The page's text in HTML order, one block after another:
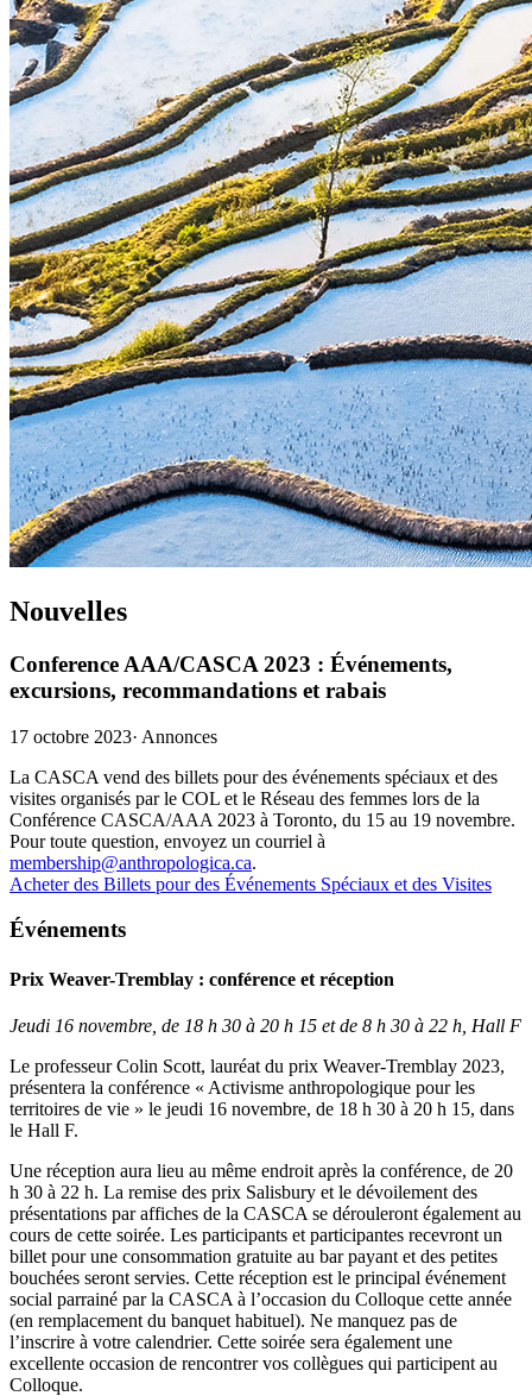
Nouvelles
Conference AAA/CASCA 2023 : Événements,
excursions, recommandations et rabais
17 octobre 2023· Annonces
La CASCA vend des billets pour des événements spéciaux et des
visites organisés par le COL et le Réseau des femmes lors de la
Conférence CASCA/AAA 2023 à Toronto, du 15 au 19 novembre.
Pour toute question, envoyez un courriel à
membership@anthropologica.ca.
Acheter des Billets pour des Événements Spéciaux et des Visites
Événements
Prix Weaver-Tremblay : conférence et réception
Jeudi 16 novembre, de 18 h 30 à 20 h 15 et de 8 h 30 à 22 h, Hall F
Le professeur Colin Scott, lauréat du prix Weaver-Tremblay 2023,
présentera la conférence « Activisme anthropologique pour les
territoires de vie » le jeudi 16 novembre, de 18 h 30 à 20 h 15, dans
le Hall F.
Une réception aura lieu au même endroit après la conférence, de 20
h 30 à 22 h. La remise des prix Salisbury et le dévoilement des
présentations par affiches de la CASCA se dérouleront également au
cours de cette soirée. Les participants et participantes recevront un
billet pour une consommation gratuite au bar payant et des petites
bouchées seront servies. Cette réception est le principal événement
social parrainé par la CASCA à l’occasion du Colloque cette année
(en remplacement du banquet habituel). Ne manquez pas de
l’inscrire à votre calendrier. Cette soirée sera également une
excellente occasion de rencontrer vos collègues qui participent au
Colloque.